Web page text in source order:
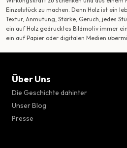
Einzelstück zu machen. Denn Holz ist ein
Textur, Anmutung, Stärke, Geruch, jedes
ein auf Holz gedrucktes Bildmotiv immer
ein auf Papier oder digitalen Medien
Über Uns
Die Geschichte dahinter
Unser Blog
Presse